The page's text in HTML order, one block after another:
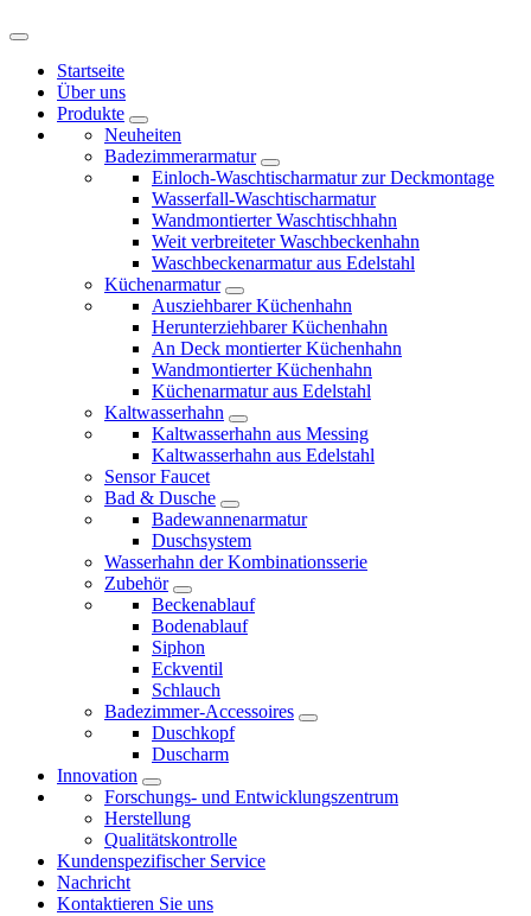
Startseite
Über uns
Produkte
Neuheiten
Badezimmerarmatur
Einloch-Waschtischarmatur zur Deckmontage
Wasserfall-Waschtischarmatur
Wandmontierter Waschtischhahn
Weit verbreiteter Waschbeckenhahn
Waschbeckenarmatur aus Edelstahl
Küchenarmatur
Ausziehbarer Küchenhahn
Herunterziehbarer Küchenhahn
An Deck montierter Küchenhahn
Wandmontierter Küchenhahn
Küchenarmatur aus Edelstahl
Kaltwasserhahn
Kaltwasserhahn aus Messing
Kaltwasserhahn aus Edelstahl
Sensor Faucet
Bad & Dusche
Badewannenarmatur
Duschsystem
Wasserhahn der Kombinationsserie
Zubehör
Beckenablauf
Bodenablauf
Siphon
Eckventil
Schlauch
Badezimmer-Accessoires
Duschkopf
Duscharm
Innovation
Forschungs- und Entwicklungszentrum
Herstellung
Qualitätskontrolle
Kundenspezifischer Service
Nachricht
Kontaktieren Sie uns